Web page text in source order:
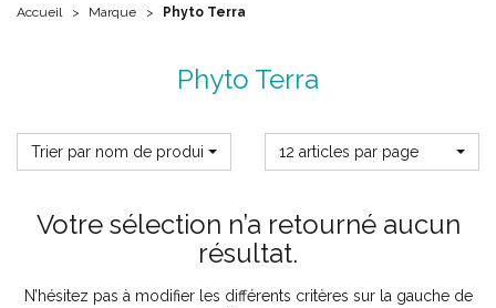
Accueil Marque Phyto Terra
Phyto Terra
Trier par nom de produit 12 articles par page
Votre sélection n’a retourné aucun
résultat.
N’hésitez pas à modifier les différents critères sur la gauche de